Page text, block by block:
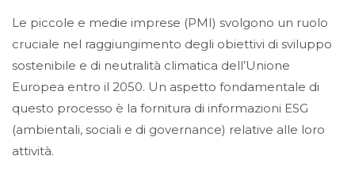
Le piccole e medie imprese (PMI) svolgono un ruolo
cruciale nel raggiungimento degli obiettivi di sviluppo
sostenibile e di neutralità climatica dell’Unione
Europea entro il 2050. Un aspetto fondamentale di
questo processo è la fornitura di informazioni ESG
(ambientali, sociali e di governance) relative alle loro
attività.